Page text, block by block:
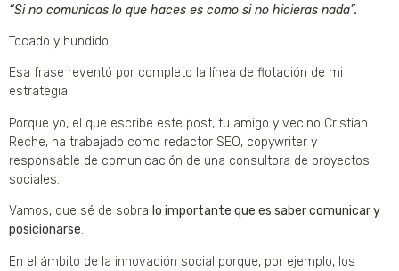
“Si no comunicas lo que haces es como si no hicieras nada”.
Tocado y hundido.
Esa frase reventó por completo la línea de flotación de mi
estrategia.
Porque yo, el que escribe este post, tu amigo y vecino Cristian
Reche, ha trabajado como redactor SEO, copywriter y
responsable de comunicación de una consultora de proyectos
sociales.
Vamos, que sé de sobra lo importante que es saber comunicar y
posicionarse.
En el ámbito de la innovación social porque, por ejemplo, los